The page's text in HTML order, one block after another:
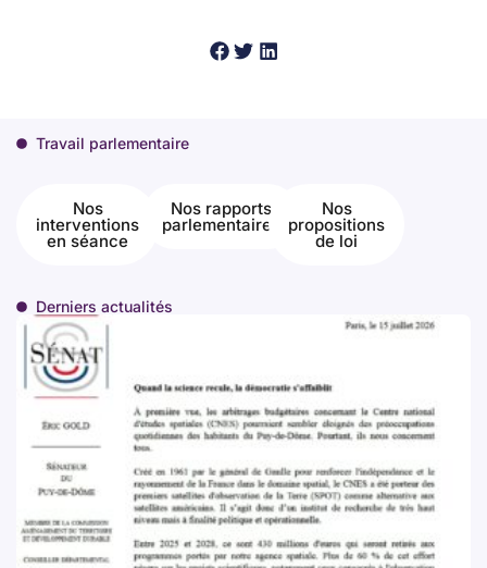
Travail parlementaire
Nos
interventions
en séance
Nos rapports
parlementaires
Nos
propositions
de loi
Derniers actualités